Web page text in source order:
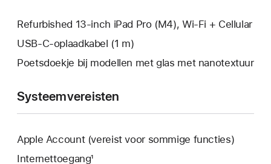
Refurbished 13‑inch iPad Pro (M4), Wi-Fi + Cellular
USB‑C-oplaadkabel (1 m)
Poetsdoekje bij modellen met glas met nanotextuur
Systeemvereisten
Apple Account (vereist voor sommige functies)
Internettoegang¹